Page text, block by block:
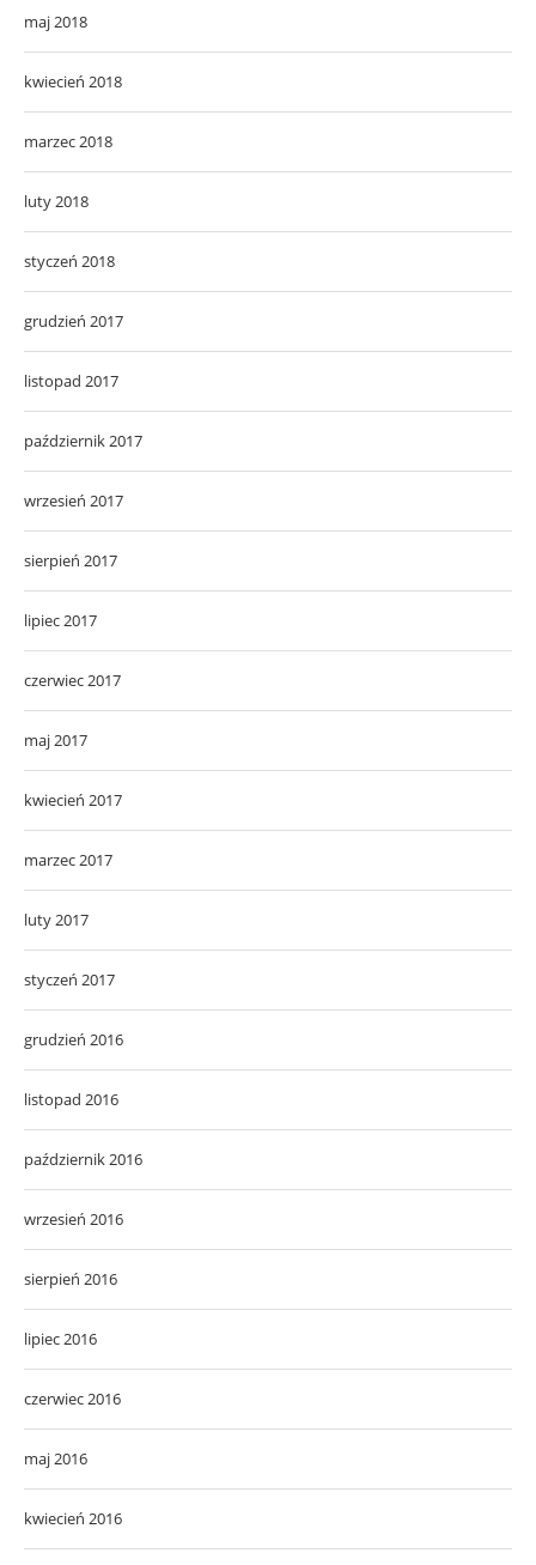
maj 2018
kwiecień 2018
marzec 2018
luty 2018
styczeń 2018
grudzień 2017
listopad 2017
październik 2017
wrzesień 2017
sierpień 2017
lipiec 2017
czerwiec 2017
maj 2017
kwiecień 2017
marzec 2017
luty 2017
styczeń 2017
grudzień 2016
listopad 2016
październik 2016
wrzesień 2016
sierpień 2016
lipiec 2016
czerwiec 2016
maj 2016
kwiecień 2016